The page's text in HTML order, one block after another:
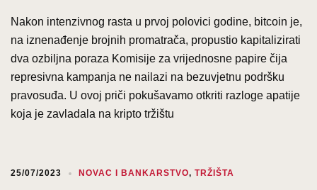
Nakon intenzivnog rasta u prvoj polovici godine, bitcoin je,
na iznenađenje brojnih promatrača, propustio kapitalizirati
dva ozbiljna poraza Komisije za vrijednosne papire čija
represivna kampanja ne nailazi na bezuvjetnu podršku
pravosuđa. U ovoj priči pokušavamo otkriti razloge apatije
koja je zavladala na kripto tržištu
25/07/2023 NOVAC I BANKARSTVO, TRŽIŠTA